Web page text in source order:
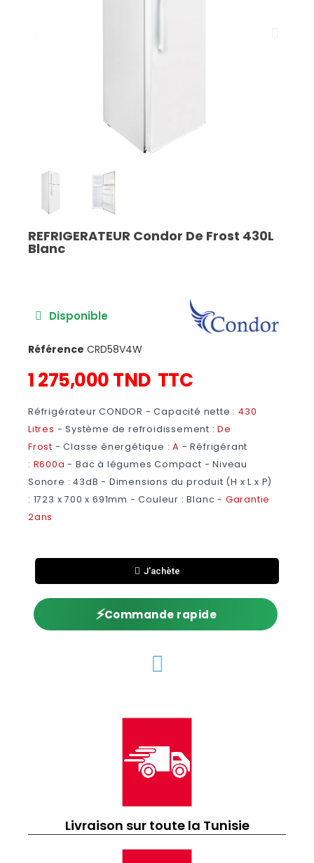
REFRIGERATEUR Condor De Frost 430L
Blanc
Disponible
Référence CRD58V4W
1 275,000 TND TTC
Réfrigérateur CONDOR -Capacité nette : 430
Litres -Système de refroidissement : De
Frost -Classe énergétique : A - Réfrigérant
: R600a - Bac à légumes Compact - Niveau
Sonore : 43dB - Dimensions du produit (H x L x P)
: 1723 x 700 x 691mm - Couleur : Blanc - Garantie
2ans
J'achète
⚡Commande rapide
Livraison sur toute la Tunisie